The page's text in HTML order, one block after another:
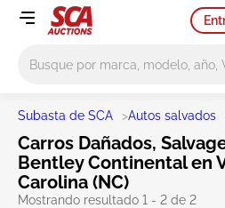
Subasta de SCA >Autos salvados
Carros Dañados,
Bentley Continental en
Carolina (NC)
Mostrando resultado 1 - 2 de 2